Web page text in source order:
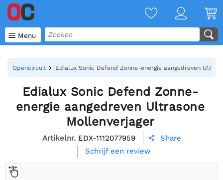
 Menu
Opencircuit Edialux Sonic Defend Zonne-energie aangedreven
Edialux Sonic Defend Zonne-
energie aangedreven Ultrasone
Mollenverjager
Artikelnr. EDX-1112077959 
Share
Schrijf een review